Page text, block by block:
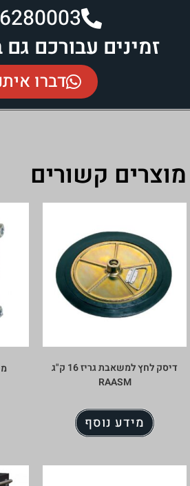
זמינים עבורכם
דברו
מוצרים קשורים
דיסק לחץ למשאבת גריז 16 ק"ג
RAASM
מידע נוסף